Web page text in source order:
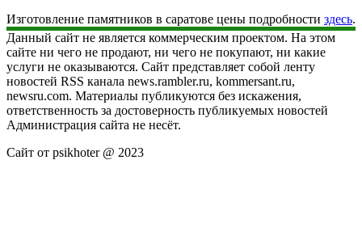
Изготовление памятников в саратове цены подробности здесь.
Данный сайт не является коммерческим проектом. На этом
сайте ни чего не продают, ни чего не покупают, ни какие
услуги не оказываются. Сайт представляет собой ленту
новостей RSS канала news.rambler.ru, kommersant.ru,
newsru.com. Материалы публикуются без искажения,
ответственность за достоверность публикуемых новостей
Администрация сайта не несёт.
Сайт от psikhoter @ 2023